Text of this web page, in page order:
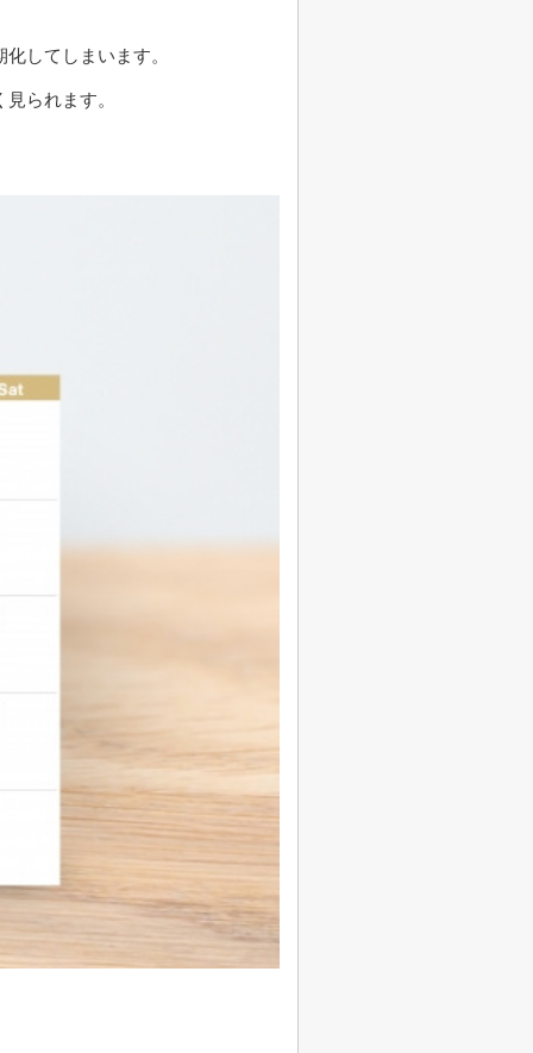
してしまいます。
られます。